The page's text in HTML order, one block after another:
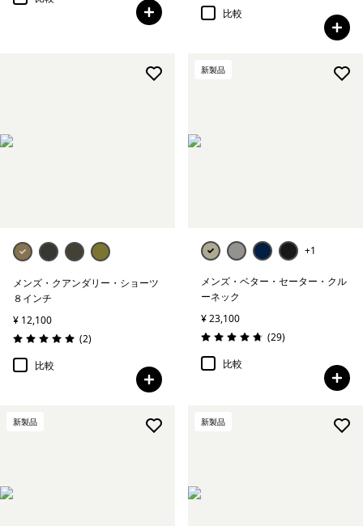
比較
メンズ・クアンダリー・ショーツ
８インチ
¥ 12,100
評価: 5.0 / 5
(2レビュー
)
比較
新製品
+1
メンズ・ベター・セーター・クル
ーネック
¥ 23,100
評価: 4.7 / 5
(29レビュー
)
比較
新製品 新製品